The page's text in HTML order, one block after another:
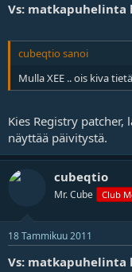
Vs: matkapuhelinta
cubeqtio sanoi
Mulla XEE .. ois kiva
Kies Registry patcher,
näyttää päivitystä.
cubeqtio
Mr. Cube Club
18 Tammikuu 2011
Vs: matkapuhelinta